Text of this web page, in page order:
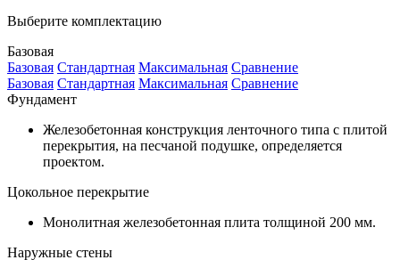
Выберите комплектацию
Базовая
Базовая Стандартная Максимальная Сравнение
Базовая Стандартная Максимальная Сравнение
Фундамент
Железобетонная конструкция ленточного типа с плитой
перекрытия, на песчаной подушке, определяется
проектом.
Цокольное перекрытие
Монолитная железобетонная плита толщиной 200 мм.
Наружные стены